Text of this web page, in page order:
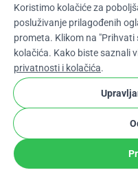
Hr arrow_drop_down
★★★★★4,9 / 5 na
WhyDonate
Uvjeti i odredbe
Koristimo kolačiće za
posluživanje prilagođenih
prometa. Klikom na
kolačića. Kako biste saznali
privatnosti i kolačića.